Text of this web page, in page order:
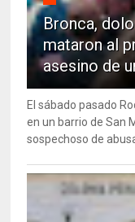
Bronca,
mataron al
asesino de
El sábado pasado
en un barrio de San
sospechoso de